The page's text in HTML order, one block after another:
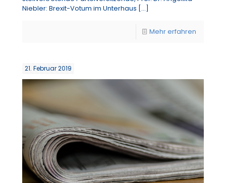
Niebler: Brexit-Votum im Unterhaus […]
Mehr erfahren
21. Februar 2019